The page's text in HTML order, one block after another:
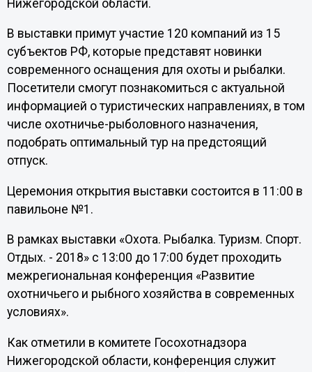
Нижегородской области.
В выставки примут участие 120 компаний из 15
субъектов РФ, которые представят новинки
современного оснащения для охоты и рыбалки.
Посетители смогут познакомиться с актуальной
информацией о туристических направлениях, в том
числе охотничье-рыболовного назначения,
подобрать оптимальный тур на предстоящий
отпуск.
Церемония открытия выставки состоится в 11:00 в
павильоне №1.
В рамках выставки «Охота. Рыбалка. Туризм. Спорт.
Отдых. - 2018» с 13:00 до 17:00 будет проходить
межрегиональная конференция «Развитие
охотничьего и рыбного хозяйства в современных
условиях».
Как отметили в комитете Госохотнадзора
Нижегородской области, конференция служит